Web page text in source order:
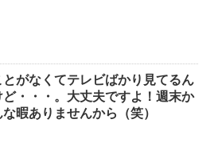
とがなくてテレビばかり見てるん
ど・・・。大丈夫ですよ！週末か
な暇ありませんから（笑）